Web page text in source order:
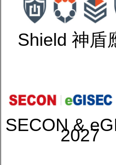
Shield 神盾
SECON &
2027